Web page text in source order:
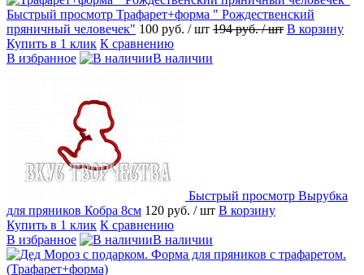
Быстрый просмотр Трафарет+форма " Рождественский
пряничный человечек" 100 руб. / шт 194 руб./ шт В корзину
Купить в 1 клик К сравнению
В избранное
В наличии
Быстрый просмотр Вырубка
для пряников Кобра 8см 120 руб. / шт В корзину
Купить в 1 клик К сравнению
В избранное
В наличии